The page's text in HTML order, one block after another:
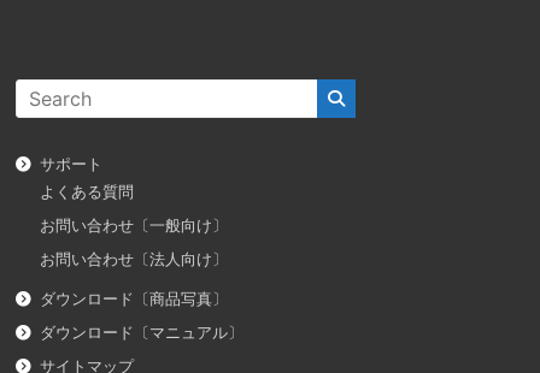
サポート
よくある質問
お問い合わせ〔一般向け〕
お問い合わせ〔法人向け〕
ダウンロード〔商品写真〕
ダウンロード〔マニュアル〕
サイトマップ